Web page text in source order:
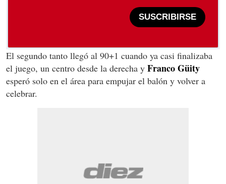
SUSCRIBIRSE
El segundo tanto llegó al 90+1 cuando ya casi finalizaba
el juego, un centro desde la derecha y Franco Güity
esperó solo en el área para empujar el balón y volver a
celebrar.